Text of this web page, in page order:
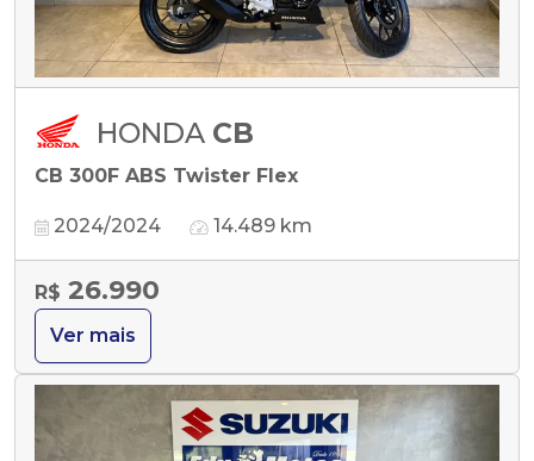
HONDA CB
CB 300F ABS Twister Flex
2024/2024 14.489 km
R$ 26.990
Ver mais